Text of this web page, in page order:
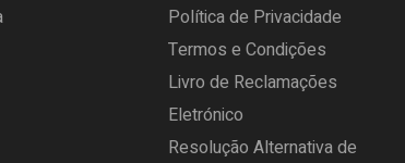
Política de Privacidade
Termos e Condições
Livro de Reclamações
Eletrónico
Resolução Alternativa de